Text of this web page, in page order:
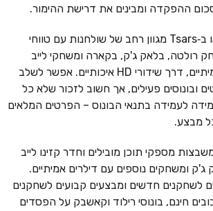
ההפקדה ומבינים את דרישת ההימור.
חובבי קזינו לייב ימצאו ב‑Tsars מגוון רחב של שולחנות עם טווחי
רולטה, בלאק ג'ק, בקארה ומשחקי לייב
נוספים עם דילרים אמיתיים, דרך שידורי HD איכותיים. אפשר לשלב
ובונוסים פעילים, אך חשוב לזכור שלא כל
לעמידה בתנאי הבונוס – הפרטים המלאים
מבצע.
מספקי תוכן מובילים וחדר קזינו לייב
ומשחקים נוספים עם דילרים אמיתיים.
לשחקנים חדשים ומבצעים קבועים לשחקנים
חינם, בונוסי רילוד וקאשבק על הפסדים